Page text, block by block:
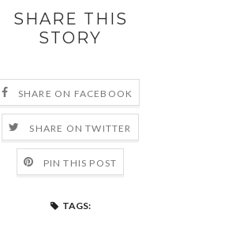
SHARE THIS
STORY
SHARE ON FACEBOOK
SHARE ON TWITTER
PIN THIS POST
TAGS: